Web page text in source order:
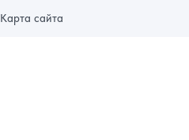
Карта сайта